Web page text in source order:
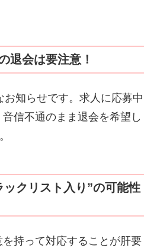
退会は要注意！
知らせです。求人に応募中
信不通のまま退会を希望し
クリスト入り”の可能性
持って対応することが肝要